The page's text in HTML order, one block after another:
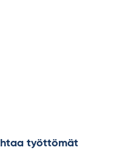
työt­tö­mät